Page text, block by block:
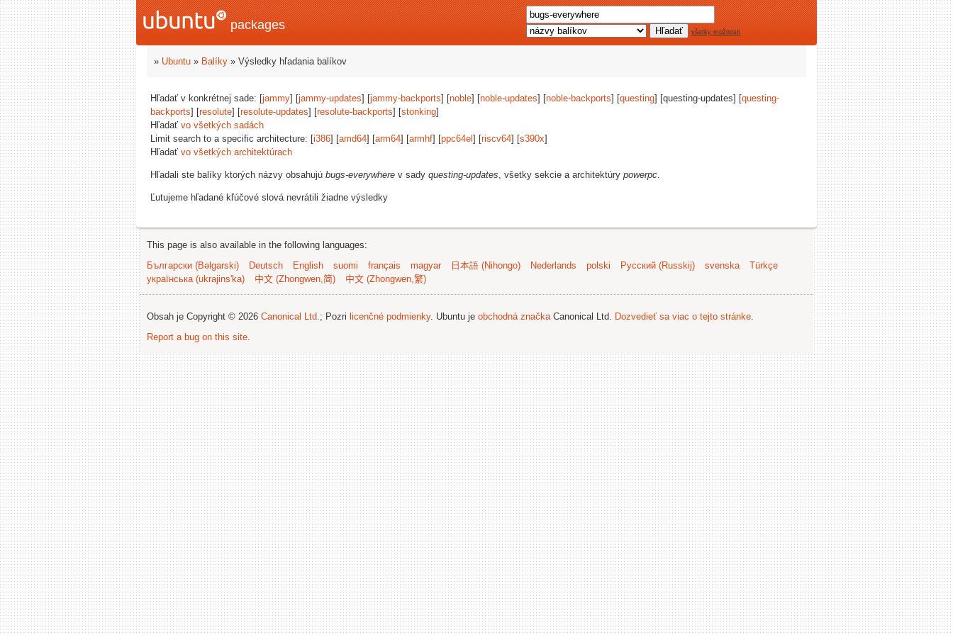
packages všetky možnosti
» Ubuntu » Balíky » Výsledky hľadania balíkov
Hľadať v konkrétnej sade: [jammy] [jammy-updates] [jammy-backports] [noble] [noble-updates] [noble-backports] [questing] [questing-updates] [questing-
backports] [resolute] [resolute-updates] [resolute-backports] [stonking]
Hľadať vo všetkých sadách
Limit search to a specific architecture: [i386] [amd64] [arm64] [armhf] [ppc64el ] [riscv64] [s390x]
Hľadať vo všetkých architektúrach
Hľadali ste balíky ktorých názvy obsahujú bugs-everywhere v sady questing-updates, všetky sekcie a architektúry powerpc.
Ľutujeme hľadané kľúčové slová nevrátili žiadne výsledky
This page is also available in the following languages:
Български (Bəlgarski)
Deutsch English suomi français magyar 日本語 (Nihongo) Nederlands polski Русский (Russkij) svenska
Türkçe
українська (ukrajins'ka)
中文 (Zhongwen,简) 中文 (Zhongwen,繁)
Obsah je Copyright © 2026 Canonical Ltd.; Pozri licenčné podmienky. Ubuntu je obchodná značkaCanonical Ltd. Dozvedieť sa viac o tejto stránke.
Report a bug on this site.